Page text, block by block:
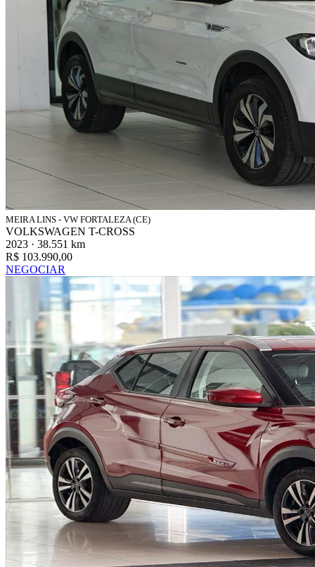
MEIRA LINS - VW FORTALEZA (CE)
VOLKSWAGEN T-CROSS
2023 · 38.551 km
R$ 103.990,00
NEGOCIAR